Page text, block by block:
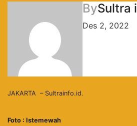
BySultra
Des 2, 2022
JAKARTA – Sultrainfo.id.
Foto : Istemewah